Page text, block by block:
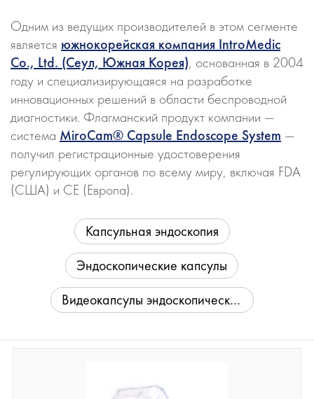
Одним из ведущих производителей в этом сегменте
является южнокорейская компания IntroMedic
Co., Ltd. (Сеул, Южная Корея), основанная в 2004
году и специализирующаяся на разработке
инновационных решений в области беспроводной
диагностики. Флагманский продукт компании —
система MiroCam® Capsule Endoscope System —
получил регистрационные удостоверения
регулирующих органов по всему миру, включая FDA
(США) и CE (Европа).
Капсульная эндоскопия
Эндоскопические капсулы
Видеокапсулы эндоскопические